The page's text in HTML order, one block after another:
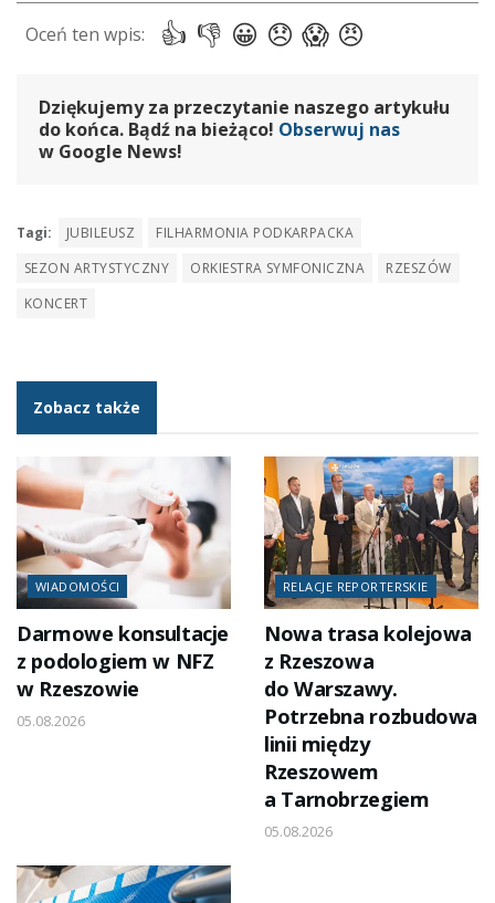
Dziękujemy za przeczytanie naszego artykułu
do końca. Bądź na bieżąco! Obserwuj nas
w Google News!
Tagi: JUBILEUSZ
FILHARMONIA PODKARPACKA
SEZON ARTYSTYCZNY
ORKIESTRA SYMFONICZNA
RZESZÓW
KONCERT
Zobacz także
WIADOMOŚCI
Darmowe konsultacje
z podologiem w NFZ
w Rzeszowie
05.08.2026
RELACJE REPORTERSKIE
Nowa trasa kolejowa
z Rzeszowa
do Warszawy.
Potrzebna rozbudowa
linii między
Rzeszowem
a Tarnobrzegiem
05.08.2026